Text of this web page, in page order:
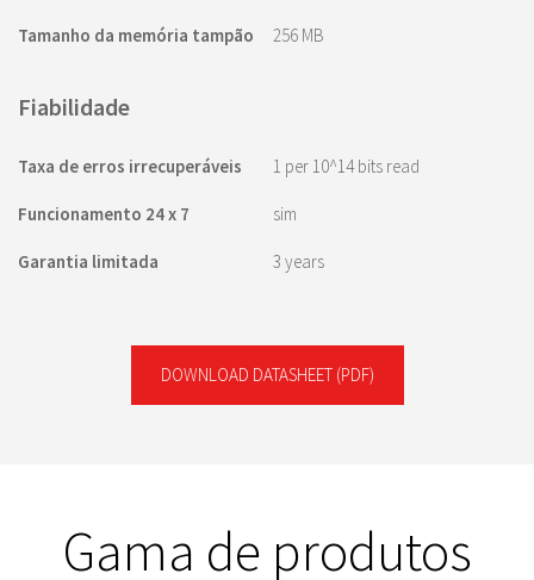
Tamanho da memória tampão 256 MB
Fiabilidade
Taxa de erros irrecuperáveis 1 per 10^14 bits read
Funcionamento 24 x 7 sim
Garantia limitada 3 years
DOWNLOAD DATASHEET (PDF)
Gama de produtos